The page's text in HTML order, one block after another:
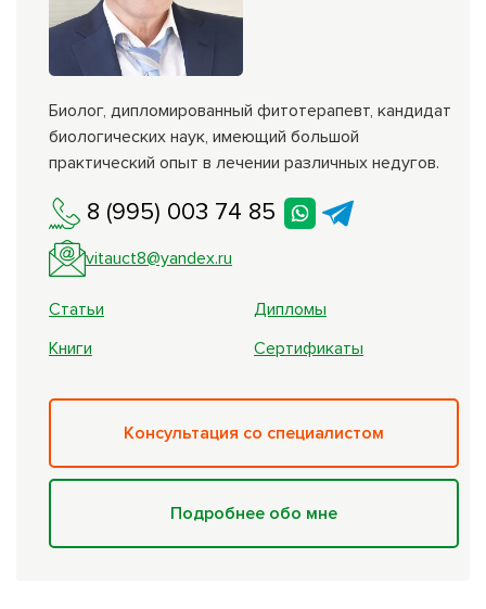
Биолог, дипломированный фитотерапевт, кандидат
биологических наук, имеющий большой
практический опыт в лечении различных недугов.
8 (995) 003 74 85
vitauct8@yandex.ru
Статьи
Дипломы
Книги
Сертификаты
Консультация со специалистом
Подробнее обо мне